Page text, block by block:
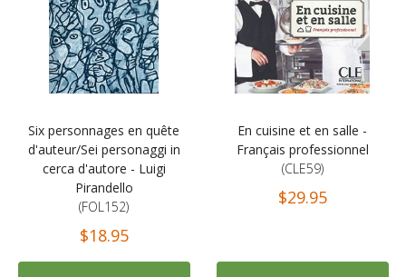
Six personnages en quête
d'auteur/Sei personaggi in
cerca d'autore - Luigi
Pirandello
(FOL152)
$18.95
En cuisine et en salle -
Français professionnel
(CLE59)
$29.95